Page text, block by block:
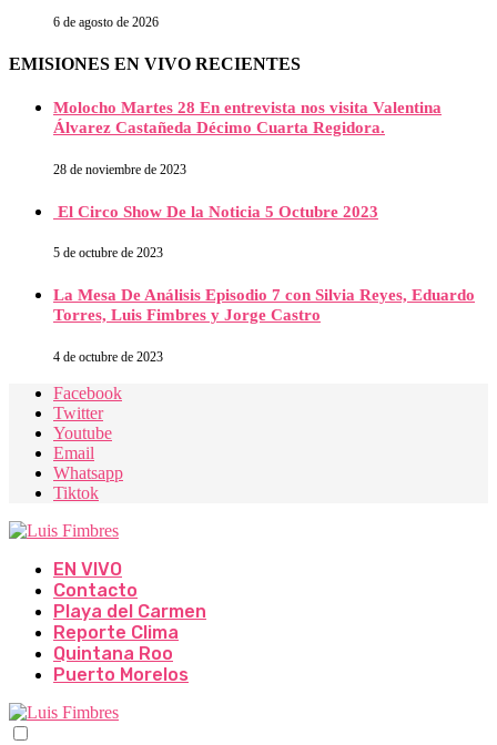
6 de agosto de 2026
EMISIONES EN VIVO RECIENTES
Molocho Martes 28 En entrevista nos visita Valentina
Álvarez Castañeda Décimo Cuarta Regidora.
28 de noviembre de 2023
El Circo Show De la Noticia 5 Octubre 2023
5 de octubre de 2023
La Mesa De Análisis Episodio 7 con Silvia Reyes, Eduardo
Torres, Luis Fimbres y Jorge Castro
4 de octubre de 2023
Facebook
Twitter
Youtube
Email
Whatsapp
Tiktok
EN VIVO
Contacto
Playa del Carmen
Reporte Clima
Quintana Roo
Puerto Morelos